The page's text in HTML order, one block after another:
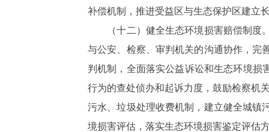
补偿机制，推进受益区与生态保护区建立
（十二）健全生态环境损害赔偿制度。
与公安、检察、审判机关的沟通协作，完
判机制，全面落实公益诉讼和生态环境损
行为的查处侦办和起诉力度，鼓励检察机
污水、垃圾处理收费机制，建立健全城镇
境损害评估，落实生态环境损害鉴定评估